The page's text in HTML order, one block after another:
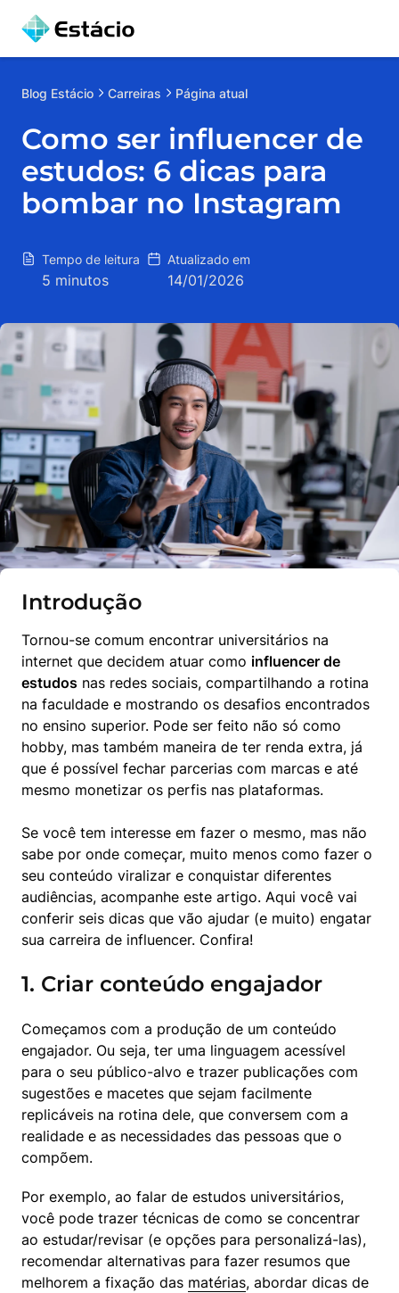
Blog Estácio Carreiras Página atual
Como ser influencer de
estudos: 6 dicas para
bombar no Instagram
Tempo de leitura
5 minutos
Atualizado em
14/01/2026
Introdução
Tornou-se comum encontrar universitários na
internet que decidem atuar como influencer de
estudos nas redes sociais, compartilhando a rotina
na faculdade e mostrando os desafios encontrados
no ensino superior. Pode ser feito não só como
hobby, mas também maneira de ter renda extra, já
que é possível fechar parcerias com marcas e até
mesmo monetizar os perfis nas plataformas.
Se você tem interesse em fazer o mesmo, mas não
sabe por onde começar, muito menos como fazer o
seu conteúdo viralizar e conquistar diferentes
audiências, acompanhe este artigo. Aqui você vai
conferir seis dicas que vão ajudar (e muito) engatar
sua carreira de influencer. Confira!
1. Criar conteúdo engajador
Começamos com a produção de um conteúdo
engajador. Ou seja, ter uma linguagem acessível
para o seu público-alvo e trazer publicações com
sugestões e macetes que sejam facilmente
replicáveis na rotina dele, que conversem com a
realidade e as necessidades das pessoas que o
compõem.
Por exemplo, ao falar de estudos universitários,
você pode trazer técnicas de como se concentrar
ao estudar/revisar (e opções para personalizá-las),
recomendar alternativas para fazer resumos que
melhorem a fixação das matérias, abordar dicas de